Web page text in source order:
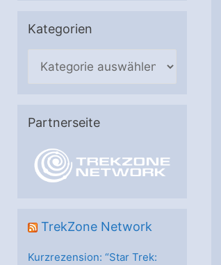
Kategorien
e
e
Partnerseite
TrekZone Network
Kurzrezension: “Star Trek: